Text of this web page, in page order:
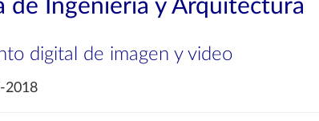
de Ingeniería y Arquitectura
digital de imagen y video
2018